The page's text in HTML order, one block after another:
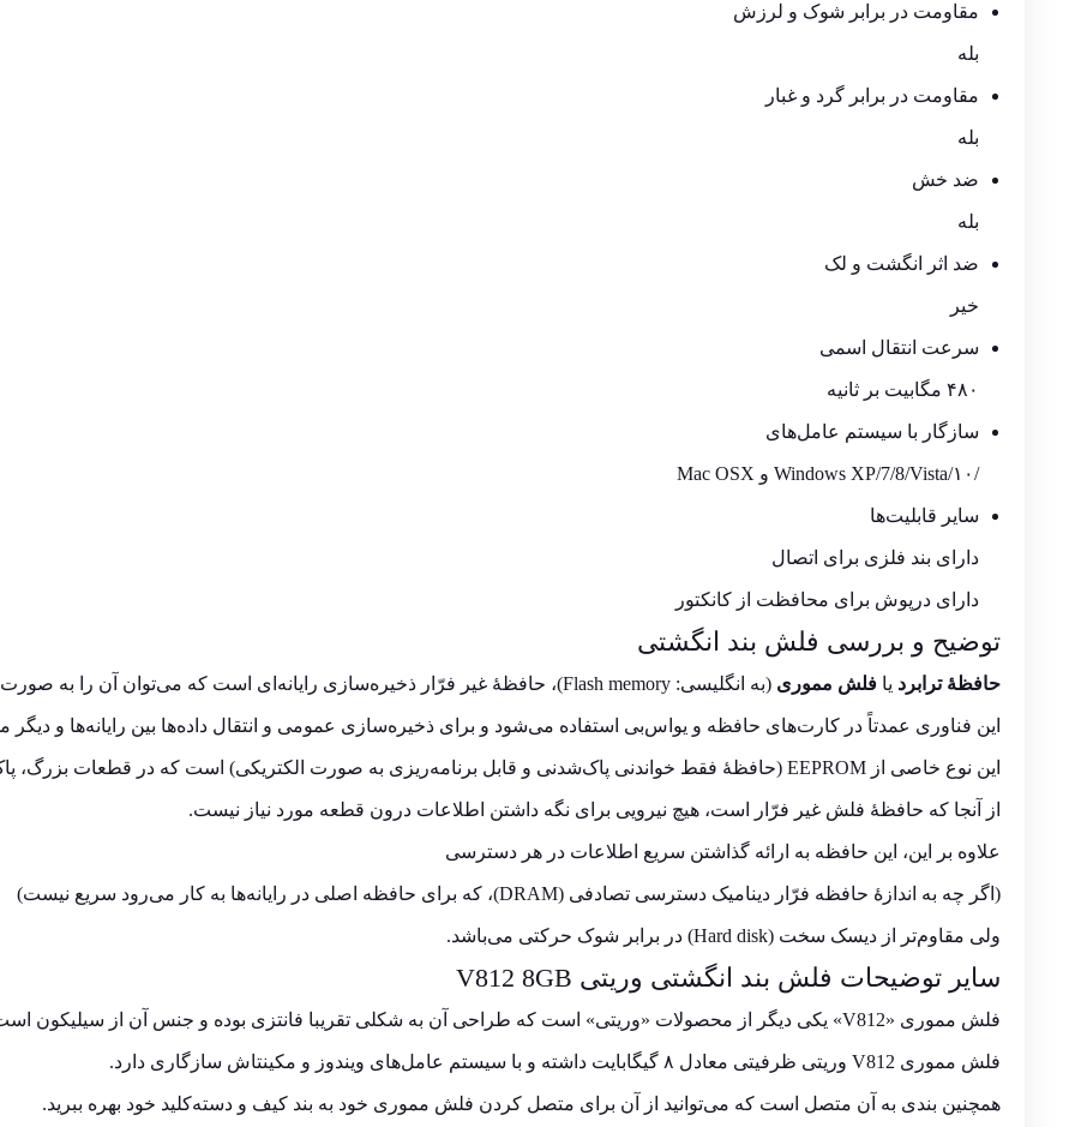
مقاومت در برابر شوک و لرزش
بله
مقاومت در برابر گرد و غبار
بله
ضد خش
بله
ضد اثر انگشت و لک
خیر
سرعت انتقال اسمی
۴۸۰ مگابیت بر ثانیه
سازگار با سیستم عامل‌های
/۱۰/Windows XP/7/8/Vista و Mac OSX
سایر قابلیت‌ها
دارای بند فلزی برای اتصال
دارای درپوش برای محافظت از کانکتور
توضیح و بررسی فلش بند انگشتی
حافظهٔ ترابرد یا فلش مموری (به انگلیسی: Flash memory)، حافظهٔ غیر فرّار ذخیره‌سازی رایانه‌ای است که می‌توان آن را به صورت
این فناوری عمدتاً در کارت‌های حافظه و یواس‌بی استفاده می‌شود و برای ذخیره‌سازی عمومی و انتقال داده‌ها بین رایانه‌ها و
این نوع خاصی از EEPROM (حافظهٔ فقط خواندنی پاک‌شدنی و قابل برنامه‌ریزی به صورت الکتریکی) است که در قطعات بزرگ، پاک و برنامه‌ریزی شده‌است.
از آنجا که حافظهٔ فلش غیر فرّار است، هیچ نیرویی برای نگه داشتن اطلاعات درون قطعه مورد نیاز نیست.
علاوه بر این، این حافظه به ارائه گذاشتن سریع اطلاعات در هر دسترسی
(اگر چه به اندازهٔ حافظه فرّار دینامیک دسترسی تصادفی (DRAM)، که برای حافظه اصلی در رایانه‌ها به کار می‌رود سریع نیست)
ولی مقاوم‌تر از دیسک سخت (Hard disk) در برابر شوک حرکتی می‌باشد.
سایر توضیحات فلش بند انگشتی وریتی V812 8GB
فلش مموری «V812» یکی دیگر از محصولات «وریتی» است که طراحی آن به شکلی تقریبا فانتزی بوده و جنس آن از سیلیکون است.
فلش مموری V812 وریتی ظرفیتی معادل ۸ گیگابایت داشته و با سیستم عامل‌های ویندوز و مکینتاش سازگاری دارد.
همچنین بندی به آن متصل است که می‌توانید از آن برای متصل کردن فلش مموری خود به بند کیف و دسته‌کلید خود بهره ببرید.